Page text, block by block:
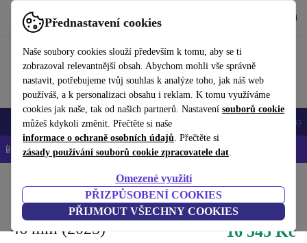
Přednastavení cookies
Naše soubory cookies slouží především k tomu, aby se ti
zobrazoval relevantnější obsah. Abychom mohli vše správně
nastavit, potřebujeme tvůj souhlas k analýze toho, jak náš web
používáš, a k personalizaci obsahu i reklam. K tomu využíváme
cookies jak naše, tak od našich partnerů. Nastavení souborů cookie
můžeš kdykoli změnit. Přečtěte si naše
informace o ochraně osobních údajů. Přečtěte si
zásady používání souborů cookie zpracovatele dat.
Omezené využití
PŘIZPŮSOBENÍ COOKIES
PŘIJMOUT VŠECHNY COOKIES
Používejte refurbed rychle a snadno
Mobily a smartphony Notebooky Tablety Doplňky
📱 -5 % NAVÍC na všechny iPhony – kód: IPHONEDEAL-
Chytré hodinky Hodinky Apple
Apple Watch Series 11 Titan
46 mm (2025)
16 545 Kč